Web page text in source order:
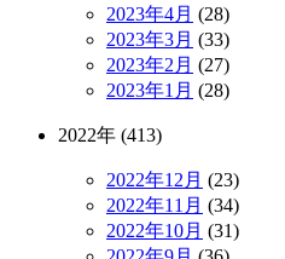
2023年4月 (28)
2023年3月 (33)
2023年2月 (27)
2023年1月 (28)
2022年 (413)
2022年12月 (23)
2022年11月 (34)
2022年10月 (31)